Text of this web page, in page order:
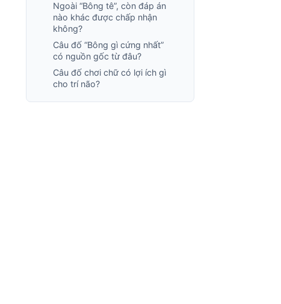
Ngoài “Bông tê”, còn đáp án
nào khác được chấp nhận
không?
Câu đố “Bông gì cứng nhất”
có nguồn gốc từ đâu?
Câu đố chơi chữ có lợi ích gì
cho trí não?